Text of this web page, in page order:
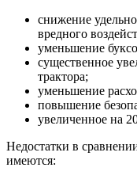
снижение
вредного
уменьшение
существенное
трактора;
уменьшение
повышение
увеличенное на
Недостатки в
имеются: